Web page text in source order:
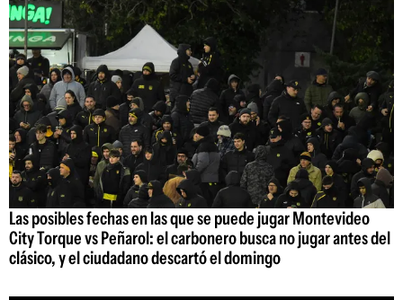
Las posibles fechas en las que se puede jugar Montevideo
City Torque vs Peñarol: el carbonero busca no jugar antes del
clásico, y el ciudadano descartó el domingo